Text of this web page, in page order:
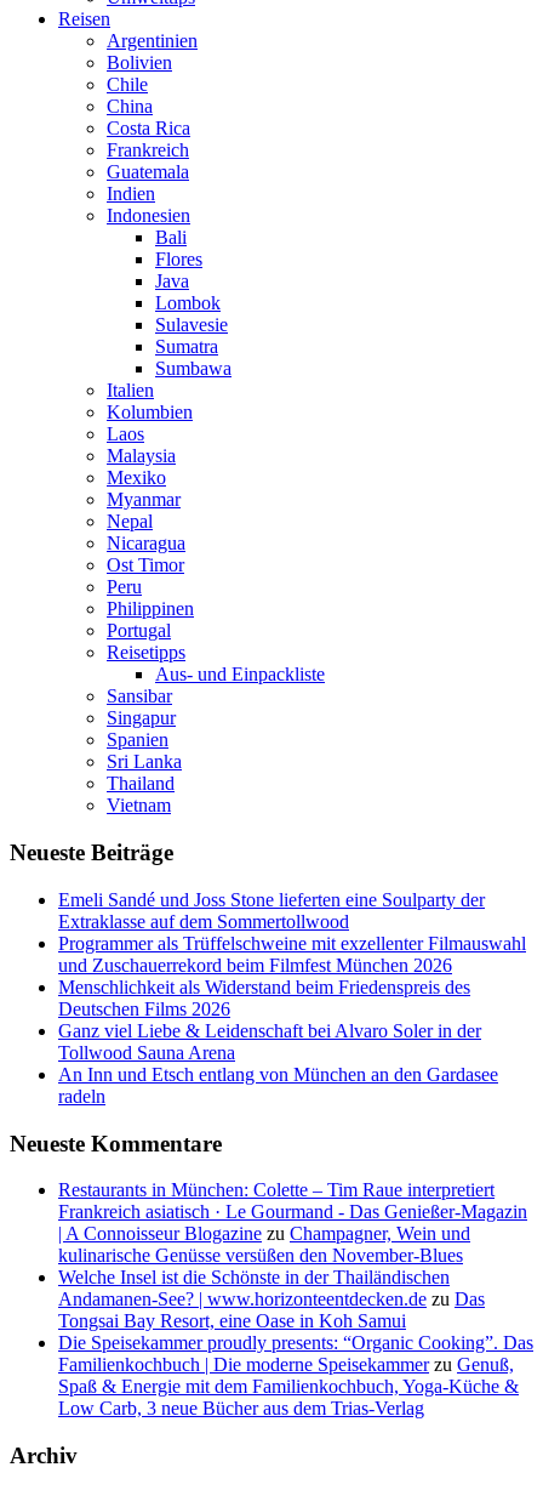
Reisen
Argentinien
Bolivien
Chile
China
Costa Rica
Frankreich
Guatemala
Indien
Indonesien
Bali
Flores
Java
Lombok
Sulavesie
Sumatra
Sumbawa
Italien
Kolumbien
Laos
Malaysia
Mexiko
Myanmar
Nepal
Nicaragua
Ost Timor
Peru
Philippinen
Portugal
Reisetipps
Aus- und Einpackliste
Sansibar
Singapur
Spanien
Sri Lanka
Thailand
Vietnam
Neueste Beiträge
Emeli Sandé und Joss Stone lieferten eine Soulparty der
Extraklasse auf dem Sommertollwood
Programmer als Trüffelschweine mit exzellenter Filmauswahl
und Zuschauerrekord beim Filmfest München 2026
Menschlichkeit als Widerstand beim Friedenspreis des
Deutschen Films 2026
Ganz viel Liebe & Leidenschaft bei Alvaro Soler in der
Tollwood Sauna Arena
An Inn und Etsch entlang von München an den Gardasee
radeln
Neueste Kommentare
Restaurants in München: Colette – Tim Raue interpretiert
Frankreich asiatisch · Le Gourmand - Das Genießer-Magazin
| A Connoisseur Blogazine zu Champagner, Wein und
kulinarische Genüsse versüßen den November-Blues
Welche Insel ist die Schönste in der Thailändischen
Andamanen-See? | www.horizonteentdecken.de zu Das
Tongsai Bay Resort, eine Oase in Koh Samui
Die Speisekammer proudly presents: “Organic Cooking”. Das
Familienkochbuch | Die moderne Speisekammerzu Genuß,
Spaß & Energie mit dem Familienkochbuch, Yoga-Küche &
Low Carb, 3 neue Bücher aus dem Trias-Verlag
Archiv